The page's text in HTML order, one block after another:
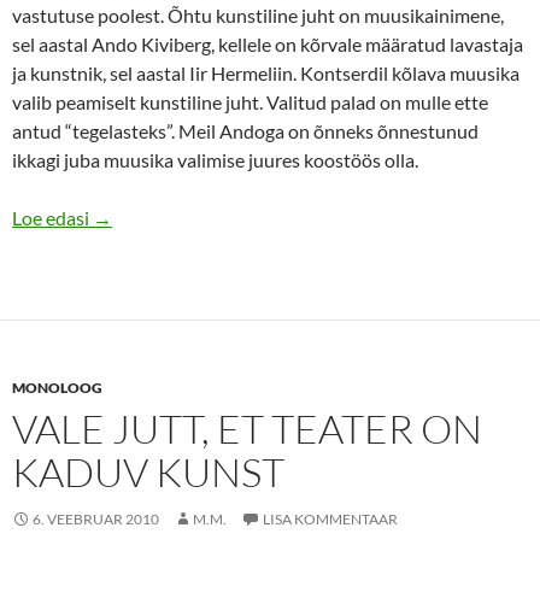
vastutuse poolest. Õhtu kunstiline juht on muusikainimene,
sel aastal Ando Kiviberg, kellele on kõrvale määratud lavastaja
ja kunstnik, sel aastal Iir Hermeliin. Kontserdil kõlava muusika
valib peamiselt kunstiline juht. Valitud palad on mulle ette
antud “tegelasteks”. Meil Andoga on õnneks õnnestunud
ikkagi juba muusika valimise juures koostöös olla.
Loe edasi Uku Uusberg lavastab vabariigi sünnipäeva kontserdi
→
MONOLOOG
VALE JUTT, ET TEATER ON
KADUV KUNST
6. VEEBRUAR 2010 M.M. LISA KOMMENTAAR